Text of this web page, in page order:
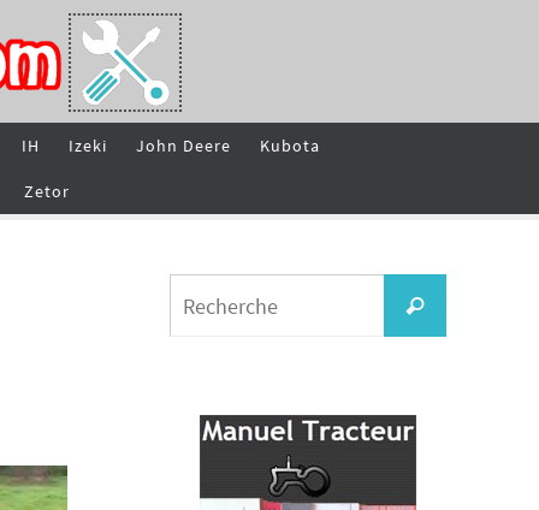
IH Izeki John Deere Kubota
Zetor
Recherche